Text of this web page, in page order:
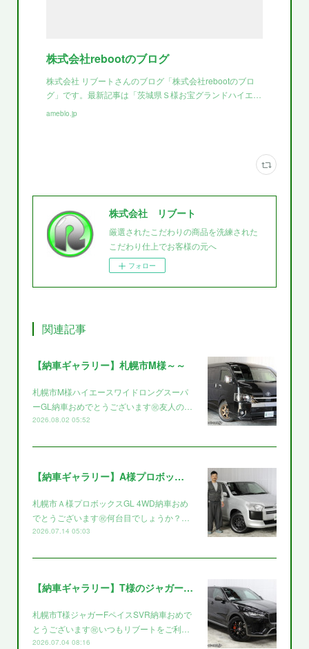
株式会社rebootのブログ
株式会社 リブートさんのブログ「株式会社rebootのブロ
グ」です。最新記事は「茨城県Ｓ様お宝グランドハイエ…
ameblo.jp
株式会社 リブート
厳選されたこだわりの商品を洗練された
こだわり仕上でお客様の元へ
フォロー
関連記事
【納車ギャラリー】札幌市M様～～
札幌市M様ハイエースワイドロングスーパ
ーGL納車おめでとうございます㊗️友人の…
2026.08.02 05:52
【納車ギャラリー】A様プロボックス～～
札幌市Ａ様プロボックスGL 4WD納車おめ
でとうございます㊗️何台目でしょうか？…
2026.07.14 05:03
【納車ギャラリー】T様のジャガー～～
札幌市T様ジャガーFペイスSVR納車おめで
とうございます㊗️いつもリブートをご利…
2026.07.04 08:16